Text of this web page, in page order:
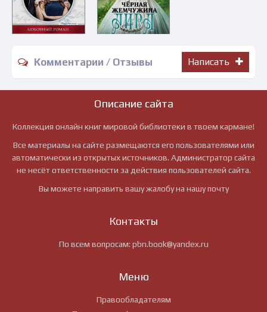
Комментарии / Отзывы Написать
Описание сайта
Коллекция онлайн книг мировой библиотеки в твоем кармане!
Все материалы на сайте размещаются его пользователями или
автоматически из открытых источников. Администратор сайта
не несёт ответственности за действия пользователей сайта.
Вы можете направить вашу жалобу на нашу почту
Контакты
По всем вопросам: pbn.book@yandex.ru
Меню
Правообладателям